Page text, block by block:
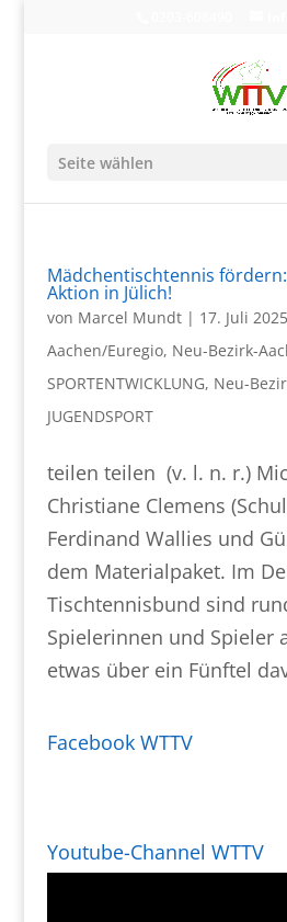
Seite wählen
Mädchentischtennis
Aktion in Jülich!
von Marcel Mundt| 17. Juli 2025
Aachen/Euregio, Neu-Bezirk-
SPORTENTWICKLUNG, Neu-
JUGENDSPORT
teilen teilen (v. l. n. r.)
Christiane Clemens
Ferdinand Wallies und
dem Materialpaket. Im
Tischtennisbund sind
Spielerinnen und Spieler
etwas über ein Fünftel
Facebook WTTV
Youtube-Channel WTTV